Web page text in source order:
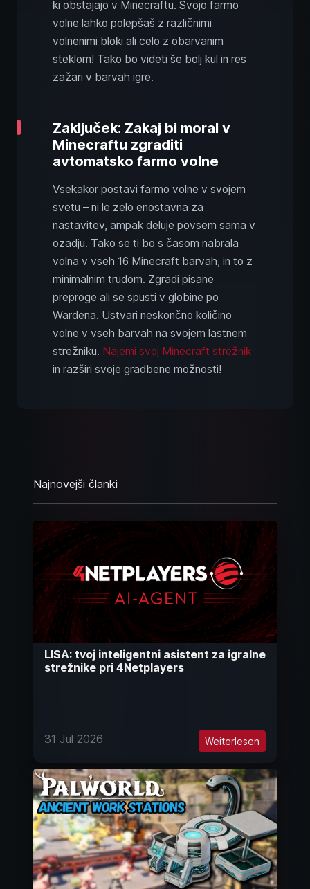
ki obstajajo v Minecraftu. Svojo farmo
volne lahko polepšaš z različnimi
volnenimi bloki ali celo z obarvanim
steklom! Tako bo videti še bolj kul in res
zažari v barvah igre.
Zaključek: Zakaj bi moral v
Minecraftu zgraditi
avtomatsko farmo volne
Vsekakor postavi farmo volne v svojem
svetu – ni le zelo enostavna za
nastavitev, ampak deluje povsem sama v
ozadju. Tako se ti bo s časom nabrala
volna v vseh 16 Minecraft barvah, in to z
minimalnim trudom. Zgradi pisane
preproge ali se spusti v globine po
Wardena. Ustvari neskončno količino
volne v vseh barvah na svojem lastnem
strežniku. Najemi svoj Minecraft strežnik
in razširi svoje gradbene možnosti!
Najnovejši članki
LISA: tvoj inteligentni asistent za igralne
strežnike pri 4Netplayers
31 Jul 2026 Weiterlesen